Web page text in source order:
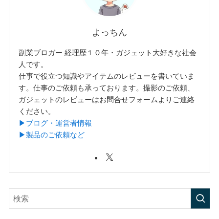
よっちん
副業ブロガー 経理歴１０年・ガジェット大好きな社会
人です。
仕事で役立つ知識やアイテムのレビューを書いていま
す。仕事のご依頼も承っております。撮影のご依頼、
ガジェットのレビューはお問合せフォームよりご連絡
ください。
▶︎ブログ・運営者情報
▶︎製品のご依頼など